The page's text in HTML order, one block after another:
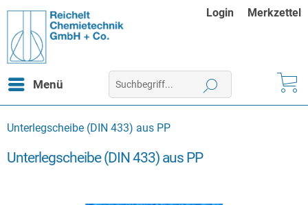
Login Merkzettel
Menü
Unterlegscheibe (DIN 433) aus PP
Unterlegscheibe (DIN 433) aus PP